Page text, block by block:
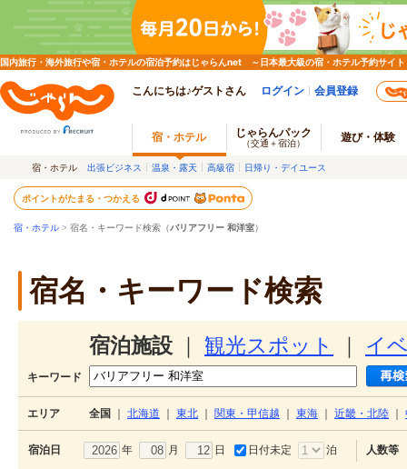
国内旅行・海外旅行や宿・ホテルの宿泊予約はじゃらんnet ～日本最大級の宿・ホテル予約サイト
こんにちは♪ゲストさん ログイン 会員登録
宿・ホテル じゃらんパック
（交通＋宿泊） 遊び・体験
宿・ホテル 出張ビジネス 温泉・露天 高級宿 日帰り・デイユース
ポイントがたまる・つかえる
宿・ホテル > 宿名・キーワード検索（バリアフリー 和洋室）
宿名・キーワード検索
宿泊施設 観光スポット イ
キーワード
エリア 全国 北海道 東北 関東・甲信越 東海 近畿・北陸
宿泊日 年 月 日 日付未定 泊 人数等